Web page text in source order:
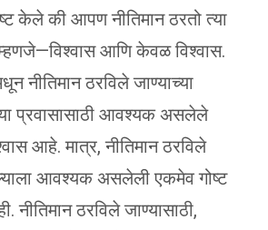
केले की आपण नीतिमान ठरतो त्या
आणि केवळ विश्वास.
नीतिमान ठरविले जाण्याच्या
प्रवासासाठी आवश्यक असलेले
आहे. मात्र, नीतिमान ठरविले
आवश्यक असलेली एकमेव गोष्ट
नीतिमान ठरविले जाण्यासाठी,